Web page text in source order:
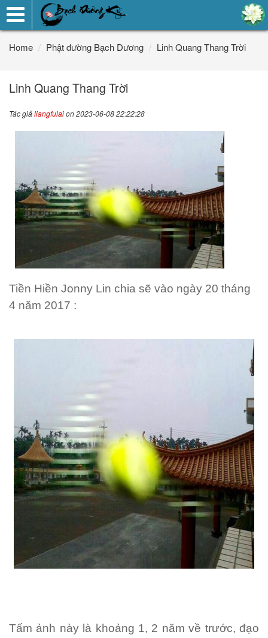
Toggle
navigation
Home
Phật đường Bạch Dương Linh Quang Thang Trời
Linh Quang Thang Trời
Tác giảliangfulaion 2023-06-08 22:22:28
Tiền Hiền Jonny Lin chia sẽ vào ngày 20 tháng
4 năm 2017 :
Tấm ảnh này là khoảng 1, 2 năm về trước, đạo